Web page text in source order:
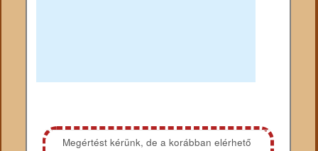
Megértést kérünk, de a korábban elérhető